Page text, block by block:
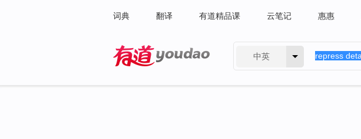
词典 翻译 有道精品课 云笔记 惠惠
中英